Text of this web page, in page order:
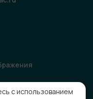
и информационной
с использованием